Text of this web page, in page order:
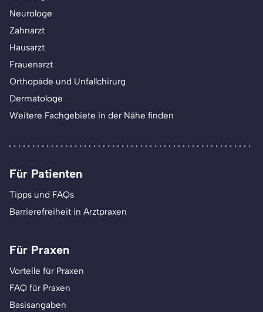
Neurologe
Zahnarzt
Hausarzt
Frauenarzt
Orthopäde und Unfallchirurg
Dermatologe
Weitere Fachgebiete in der Nähe finden
Für Patienten
Tipps und FAQs
Barrierefreiheit in Arztpraxen
Für Praxen
Vorteile für Praxen
FAQ für Praxen
Basisangaben